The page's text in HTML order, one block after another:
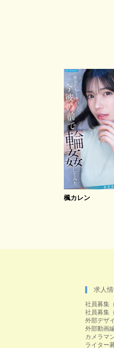
楓カレン
求人
社員募集
社員募集
外部デザ
外部動画
カメラマ
ライター